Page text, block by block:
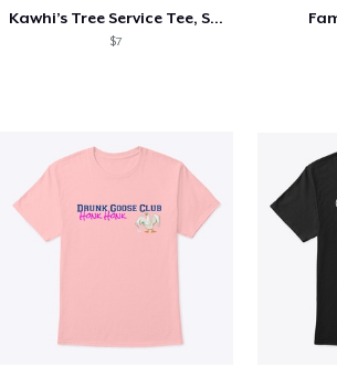
Kawhi’s Tree Service Tee, Shirts, Mug
$7